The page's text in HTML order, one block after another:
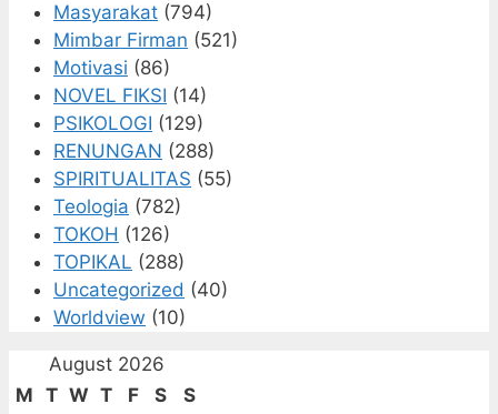
Masyarakat (794)
Mimbar Firman (521)
Motivasi (86)
NOVEL FIKSI (14)
PSIKOLOGI (129)
RENUNGAN (288)
SPIRITUALITAS (55)
Teologia (782)
TOKOH (126)
TOPIKAL (288)
Uncategorized (40)
Worldview (10)
August 2026
M T W T F S S